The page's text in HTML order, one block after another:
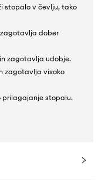
stopalo v čevlju, tako
dober
zagotavlja udobje.
zagotavlja visoko
prilagajanje stopalu.